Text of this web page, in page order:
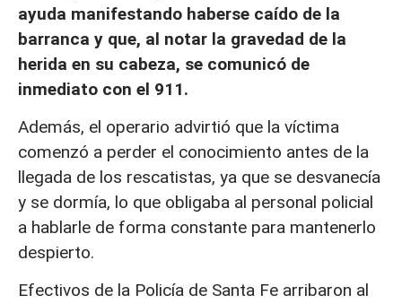
ayuda manifestando haberse caído de la
barranca y que, al notar la gravedad de la
herida en su cabeza, se comunicó de
inmediato con el 911.
Además, el operario advirtió que la víctima
comenzó a perder el conocimiento antes de la
llegada de los rescatistas, ya que se desvanecía
y se dormía, lo que obligaba al personal policial
a hablarle de forma constante para mantenerlo
despierto.
Efectivos de la Policía de Santa Fe arribaron al